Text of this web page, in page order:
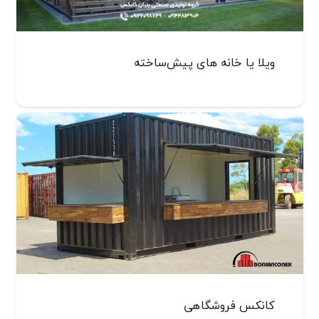
ویلا یا خانه های پیش‌ساخته
کانکس فروشگاهی